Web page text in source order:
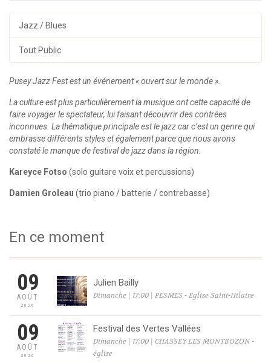
Jazz / Blues
Tout Public
Pusey Jazz Fest est un événement « ouvert sur le monde ».
La culture est plus particulièrement la musique ont cette capacité de
faire voyager le spectateur, lui faisant découvrir des contrées
inconnues. La thématique principale est le jazz car c’est un genre qui
embrasse différents styles et également parce que nous avons
constaté le manque de festival de jazz dans la région.
Kareyce Fotso (solo guitare voix et percussions)
Damien Groleau (trio piano / batterie / contrebasse)
En ce moment
09
AOÛT
2026
Julien Bailly
Dimanche | 17:00 | PESMES - Eglise Saint-Hilaire
09
AOÛT
2026
Festival des Vertes Vallées
Dimanche | 17:00 | CHASSEY LES MONTBOZON -
église